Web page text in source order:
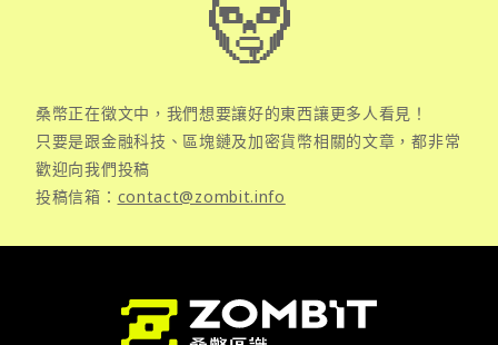
桑幣正在徵文中，我們想要讓好的東西讓更多人看見！
只要是跟金融科技、區塊鏈及加密貨幣相關的文章，都非常
歡迎向我們投稿
投稿信箱： contact@zombit.info